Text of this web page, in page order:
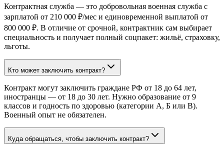
Контрактная служба — это добровольная военная служба с
зарплатой от 210 000 ₽/мес и единовременной выплатой от
800 000 ₽. В отличие от срочной, контрактник сам выбирает
специальность и получает полный соцпакет: жильё, страховку,
льготы.
Кто может заключить контракт?
Контракт могут заключить граждане РФ от 18 до 64 лет,
иностранцы — от 18 до 30 лет. Нужно образование от 9
классов и годность по здоровью (категории А, Б или В).
Военный опыт не обязателен.
Куда обращаться, чтобы заключить контракт?